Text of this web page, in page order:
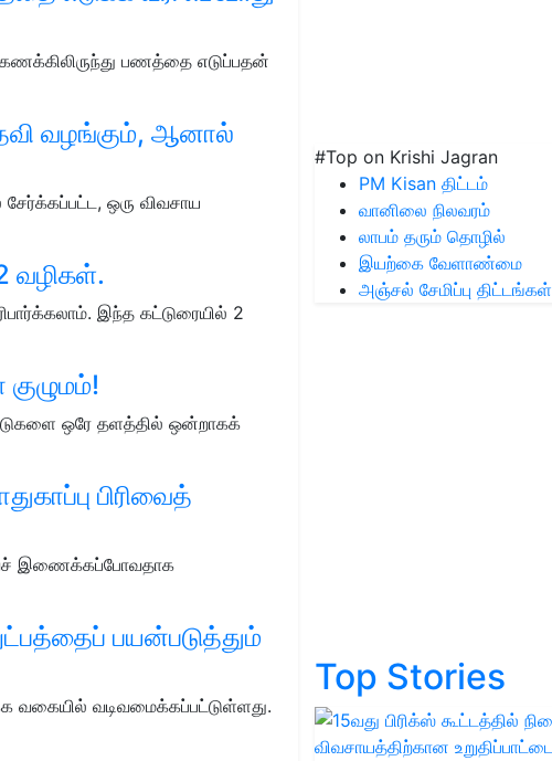
பணத்தை எடுப்பதன்
வழங்கும், ஆனால்
ஒரு விவசாய
வழிகள்.
இந்த கட்டுரையில் 2
ஒரே தளத்தில் ஒன்றாகக்
பிரிவைத்
இணைக்கப்போவதாக
பயன்படுத்தும்
வகையில் வடிவமைக்கப்பட்டுள்ளது.
#Top on Krishi Jagran
PM Kisan திட்டம்
வானிலை நிலவரம்
லாபம் தரும் தொழில்
இயற்கை வேளாண்மை
அஞ்சல் சேமிப்பு திட்டங்கள்
Top Stories